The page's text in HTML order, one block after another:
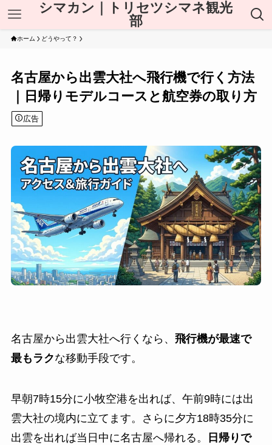
シマカン｜トリセツシマネ観光
部
ホーム どうやって？
名古屋から出雲大社へ飛行機で行く方法
｜日帰りモデルコースと航空券の取り方
広告
名古屋から出雲大社へ行くなら、 飛行機が最速で
最もラクな移動手段です。
早朝7時15分に小牧空港を出れば、午前9時には出
雲大社の境内に立てます。さらに夕方18時35分に
出雲を出れば当日中に名古屋へ帰れる。
日帰りで